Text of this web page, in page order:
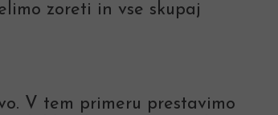
zoreti in vse skupaj
V tem primeru prestavimo